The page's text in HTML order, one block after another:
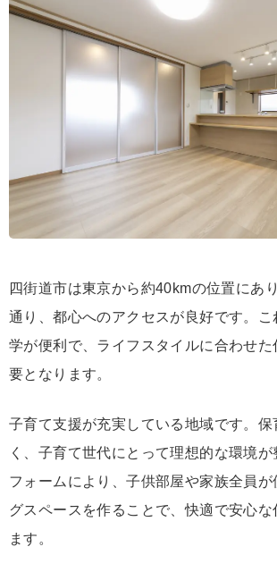
四街道市は東京から約40kmの位置にあ
通り、都心へのアクセスが良好です。こ
学が便利で、ライフスタイルに合わせ
要となります。
子育て支援が充実している地域です。保
く、子育て世代にとって理想的な環境が
フォームにより、子供部屋や家族全員
グスペースを作ることで、快適で安心な
ます。